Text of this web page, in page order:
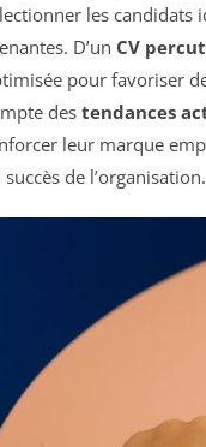
les candidats
D’un CV
pour favoriser
destendances
leur marque
succès de l’organisation.